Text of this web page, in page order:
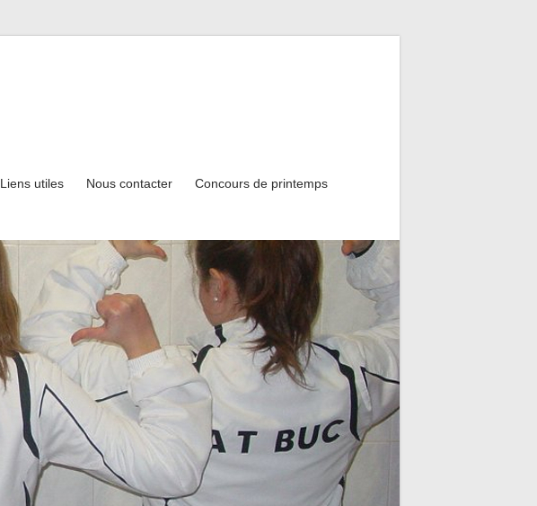
Liens utiles Nous contacter Concours de printemps